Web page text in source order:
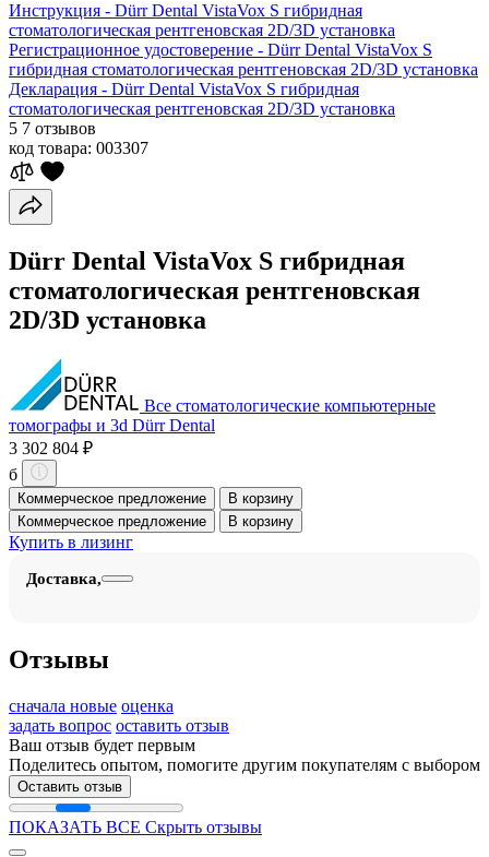
Инструкция - Dürr Dental VistaVox S гибридная
стоматологическая рентгеновская 2D/3D установка
Регистрационное удостоверение - Dürr Dental VistaVox S
гибридная стоматологическая рентгеновская 2D/3D установка
Декларация - Dürr Dental VistaVox S гибридная
стоматологическая рентгеновская 2D/3D установка
5 7 отзывов
код товара: 003307
Dürr Dental VistaVox S гибридная
стоматологическая рентгеновская
2D/3D установка
Все стоматологические компьютерные
томографы и 3d Dürr Dental
3 302 804 ₽
б
Коммерческое предложение
В корзину
Коммерческое предложение
В корзину
Купить в лизинг
Доставка,
Отзывы
сначала новые оценка
задать вопрос оставить отзыв
Ваш отзыв будет первым
Поделитесь опытом, помогите другим покупателям с выбором
Оставить отзыв
ПОКАЗАТЬ ВСЕ Скрыть отзывы